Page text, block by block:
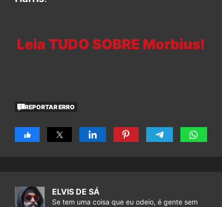
Leia TUDO SOBRE Morbius!
REPORTAR ERRO
ELVIS DE SÁ
Se tem uma coisa que eu odeio, é gente sem